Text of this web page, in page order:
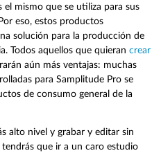
mismo que se utiliza para sus
eso, estos productos
solución para la producción de
Todos aquellos que quieran crear
aún más ventajas: muchas
para Samplitude Pro se
de consumo general de la
alto nivel y grabar y editar sin
que ir a un caro estudio